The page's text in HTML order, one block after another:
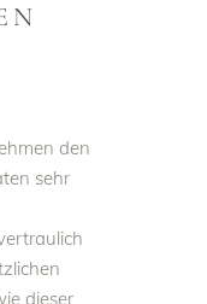
den
sehr
dieser